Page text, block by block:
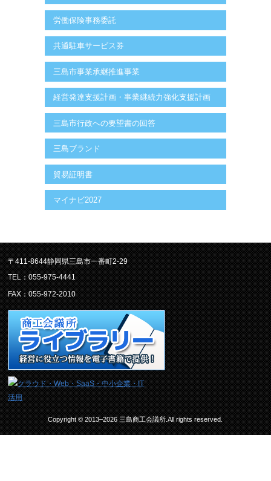
労働保険事務委託
共通駐車サービス券
三島市事業承継推進事業
経営発達支援計画・事業継続力強化支援計画
三島市行政への要望書の回答
三島ブランド
貿易証明書
マイナビ2027
〒411-8644静岡県三島市一番町2-29
TEL：055-975-4441
FAX：055-972-2010
Copyright © 2013–2026 三島商工会議所.All rights reserved.